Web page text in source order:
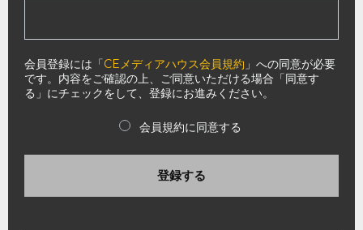
会員登録には「CEメディアハウス会員規約 」への同意が必要
です。内容をご確認の上、ご同意いただける場合「同意す
る」にチェックをして、登録にお進みください。
会員規約に同意する
登録する